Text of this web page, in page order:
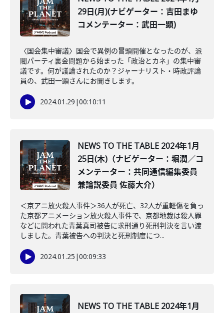
29日(月)(ナビゲーター：吉田まゆ
コメンテーター：武田一顕)
〈国会集中審議〉国会で異例の冒頭開催となったのが、派
閥パーティ裏金問題から始まった「政治とカネ」の集中審
議です。何が議論されたのか？ジャーナリスト・時政評論
員の、武田一顕さんにお聞きします。
2024.01.29 |00:10:11
NEWS TO THE TABLE 2024年1月
25日(木)（ナビゲーター：堀潤／コ
メンテーター：共同通信編集委員
兼論説委員 佐藤大介）
＜京アニ放火殺人事件＞36人が死亡、32人が重軽傷を負っ
た京都アニメーション放火殺人事件で、京都地裁は殺人罪
などに問われた青葉真司被告に求刑通り死刑判決を言い渡
しました。青葉被告への判決と死刑制度につ...
2024.01.25 |00:09:33
NEWS TO THE TABLE 2024年1月